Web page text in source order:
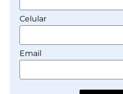
Celular
Email